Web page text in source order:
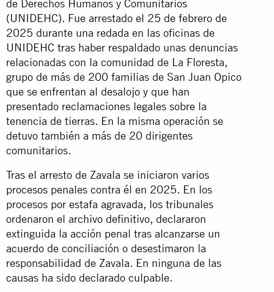
de Derechos Humanos y Comunitarios
(UNIDEHC). Fue arrestado el 25 de febrero de
2025 durante una redada en las oficinas de
UNIDEHC tras haber respaldado unas denuncias
relacionadas con la comunidad de La Floresta,
grupo de más de 200 familias de San Juan Opico
que se enfrentan al desalojo y que han
presentado reclamaciones legales sobre la
tenencia de tierras. En la misma operación se
detuvo también a más de 20 dirigentes
comunitarios.
Tras el arresto de Zavala se iniciaron varios
procesos penales contra él en 2025. En los
procesos por estafa agravada, los tribunales
ordenaron el archivo definitivo, declararon
extinguida la acción penal tras alcanzarse un
acuerdo de conciliación o desestimaron la
responsabilidad de Zavala. En ninguna de las
causas ha sido declarado culpable.